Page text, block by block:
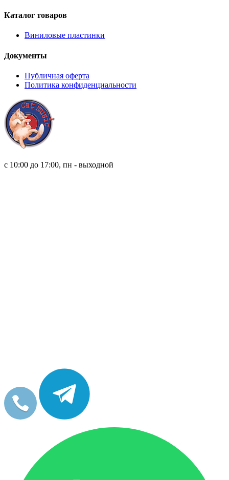
Каталог товаров
Виниловые пластинки
Документы
Публичная оферта
Политика конфиденциальности
с 10:00 до 17:00, пн - выходной